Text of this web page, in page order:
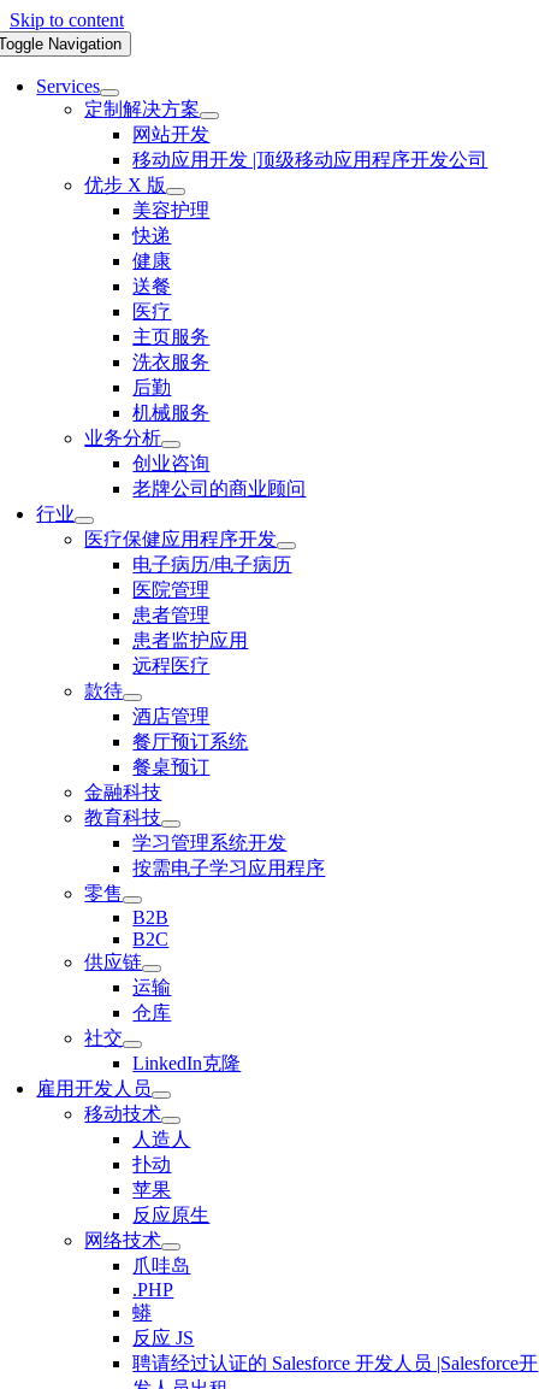
Skip to content
Navigation
Services
定制解决方案
网站开发
移动应用开发 |顶级移动应用程序开发公司
优步 X 版
美容护理
快递
健康
送餐
医疗
主页服务
洗衣服务
后勤
机械服务
业务分析
创业咨询
老牌公司的商业顾问
行业
医疗保健应用程序开发
电子病历/电子病历
医院管理
患者管理
患者监护应用
远程医疗
款待
酒店管理
餐厅预订系统
餐桌预订
金融科技
教育科技
学习管理系统开发
按需电子学习应用程序
零售
B2B
B2C
供应链
运输
仓库
社交
LinkedIn克隆
雇用开发人员
移动技术
人造人
扑动
苹果
反应原生
网络技术
爪哇岛
.PHP
蟒
反应 JS
聘请经过认证的 Salesforce 开发人员 |Salesforce开